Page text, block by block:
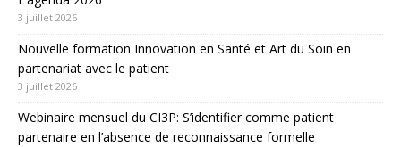
3 juillet 2026
Nouvelle formation Innovation en Santé et Art du Soin en
partenariat avec le patient
3 juillet 2026
Webinaire mensuel du CI3P: S’identifier comme patient
partenaire en l’absence de reconnaissance formelle